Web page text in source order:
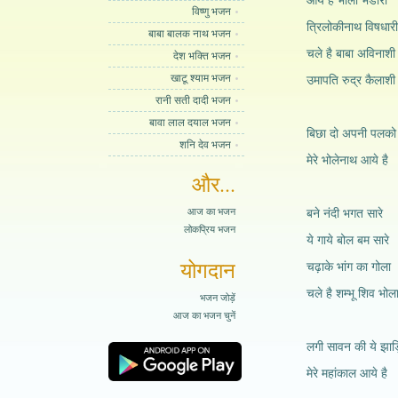
विष्णु भजन
बाबा बालक नाथ भजन
देश भक्ति भजन
खाटू श्याम भजन
रानी सती दादी भजन
बावा लाल दयाल भजन
शनि देव भजन
और...
आज का भजन
लोकप्रिय भजन
योगदान
भजन जोड़ें
आज का भजन चुनें
त्रिलोकीनाथ विषधारी
चले है बाबा अविनाशी
उमापति रुद्र कैलाशी
बिछा दो अपनी
मेरे भोलेनाथ आये है
बने नंदी भगत सारे
ये गाये बोल बम सारे
चढ़ाके भांग का गोला
चले है शम्भू शिव भोला
लगी सावन की ये
मेरे महांकाल आये है